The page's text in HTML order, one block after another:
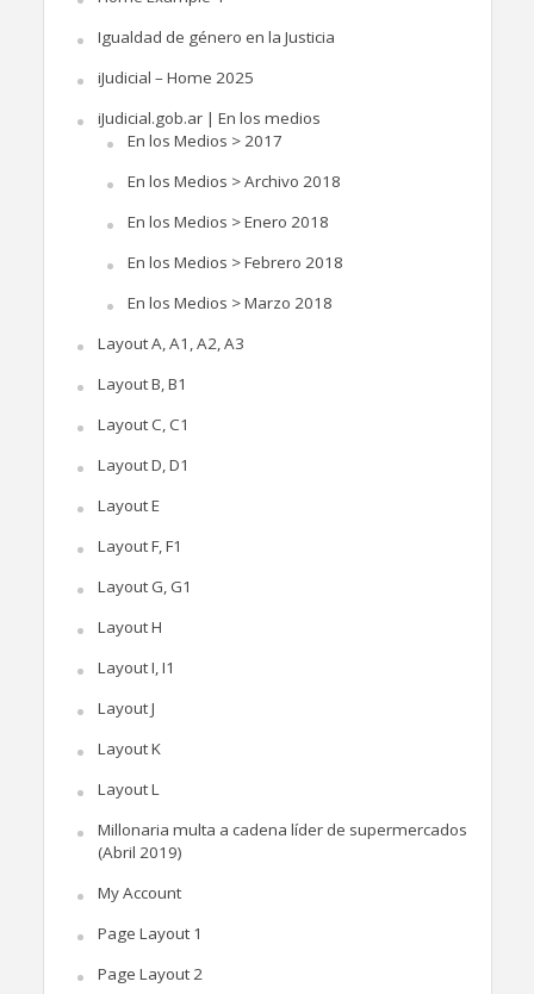
Igualdad de género en la Justicia
iJudicial – Home 2025
iJudicial.gob.ar | En los medios
En los Medios > 2017
En los Medios > Archivo 2018
En los Medios > Enero 2018
En los Medios > Febrero 2018
En los Medios > Marzo 2018
Layout A, A1, A2, A3
Layout B, B1
Layout C, C1
Layout D, D1
Layout E
Layout F, F1
Layout G, G1
Layout H
Layout I, I1
Layout J
Layout K
Layout L
Millonaria multa a cadena líder de supermercados
(Abril 2019)
My Account
Page Layout 1
Page Layout 2